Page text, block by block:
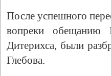
После успешного
вопреки обещанию
Дитерихса, были
Глебова.